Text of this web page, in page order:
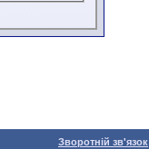
Зворотній зв'язок